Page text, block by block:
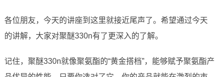
各位朋友，今天的讲座到这里就接近尾声了。希望通过今天
的讲解，大家对聚醚330n有了更深入的了解。
记住，聚醚330n就像聚氨酯的“黄金搭档”，能够赋予聚氨酯产